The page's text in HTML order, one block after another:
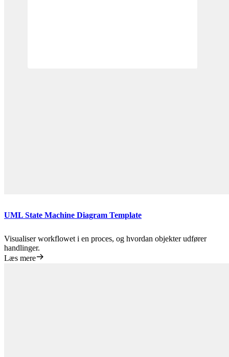
UML State Machine Diagram Template
Visualiser workflowet i en proces, og hvordan objekter udfører
handlinger.
Læs mere